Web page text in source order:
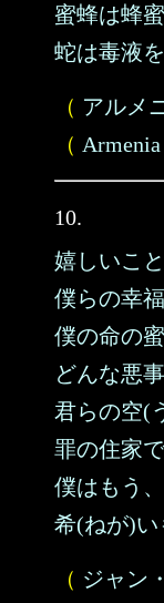
蜜蜂は蜂
蛇は毒液
（ アルメ
（
10.
嬉しいこ
僕らの幸
僕の命の蜜
どんな悪
君らの空(
罪の住家
僕はもう
希(ねが)い
（ ジャン